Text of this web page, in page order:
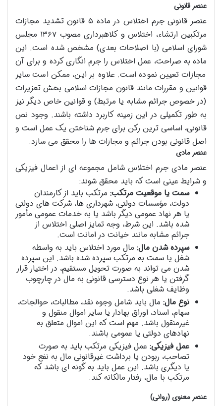
عنصر قانونی
عنصر قانونی جرم اختلاس در ماده ۵ قانون تشدید مجازات
مرتکبین ارتشاء، اختلاس و کلاهبرداری مصوب ۱۳۶۷ مجلس
شورای اسلامی (با اصلاحات بعدی) مشخص شده است. این
ماده به صراحت، عمل اختلاس را جرم انگاری کرده و برای آن
مجازات تعیین نموده است. علاوه بر این، ممکن است سایر
قوانین و مقررات مانند قانون مجازات اسلامی بخش تعزیرات
(در خصوص جرائم مشابه یا مرتبط) و قوانین خاص دیگر نیز
به طور تکمیلی در این زمینه کاربرد داشته باشند. وجود نص
قانونی، اساسی ترین رکن برای جرم شناختن یک عمل است و
اصل قانونی بودن جرائم و مجازات ها را محقق می سازد.
عنصر مادی
عنصر مادی جرم اختلاس شامل مجموعه ای از اعمال فیزیکی
و شرایط عینی است که باید محقق شوند:
سمت یا موقعیت مرتکب: مرتکب باید از کارمندان
دولت، مؤسسات دولتی، شهرداری ها، شرکت های دولتی
یا هر نهاد عمومی دیگر باشد یا به خدمات عمومی مأمور
شده باشد. این شرط، وجه تمایز اصلی اختلاس از
جرائم مشابه مانند خیانت در امانت است.
سپرده شدن مال: مال مورد اختلاس باید به واسطه
شغل یا سمت به مرتکب سپرده شده باشد. این سپرده
شدن می تواند به صورت تحویل مستقیم، در اختیار قرار
گرفتن یا هر نوع دسترسی قانونی به مال در چارچوب
وظایف شغلی باشد.
نوع مال: مال باید شامل وجوه نقد، مطالبات، حوالجات،
سهام، اسناد، اوراق بهادار یا سایر اموال منقول و
غیرمنقول باشد. مهم است که این اموال متعلق به
نهادهای دولتی یا عمومی باشند.
عمل فیزیکی: عمل فیزیکی مرتکب باید به صورت
تصاحب، ربودن یا برداشت غیرقانونی مال به نفع خود
یا دیگری باشد. این عمل باید به گونه ای باشد که
مرتکب با مال، رفتار مالکانه کند.
عنصر معنوی (روانی)